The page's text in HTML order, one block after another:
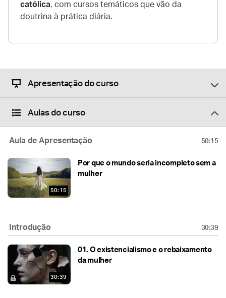
católica, com cursos temáticos que vão da
doutrina à prática diária.
Apresentação do curso
Aulas do curso
Aula de Apresentação 50:15
50:15
Por que o mundo seria incompleto sem a
mulher
Introdução 30:39
30:39
01. O existencialismo e o rebaixamento
da mulher